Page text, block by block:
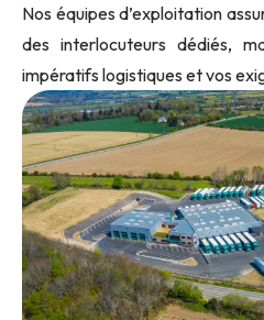
Nos équipes d’exploitation
des interlocuteurs dédiés,
impératifs logistiques et vos